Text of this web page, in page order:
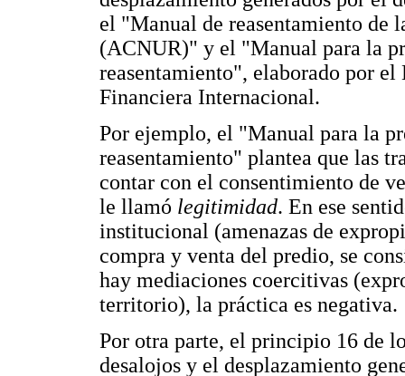
el "Manual de reasentamiento de
(ACNUR)" y el "Manual para la
reasentamiento", elaborado por
Financiera Internacional.
Por ejemplo, el "Manual para la
reasentamiento" plantea que las
contar con el consentimiento de
le llamó legitimidad. En ese
institucional (amenazas de
compra y venta del predio, se
hay mediaciones coercitivas
territorio), la práctica es negativa.
Por otra parte, el principio 16 de
desalojos y el desplazamiento